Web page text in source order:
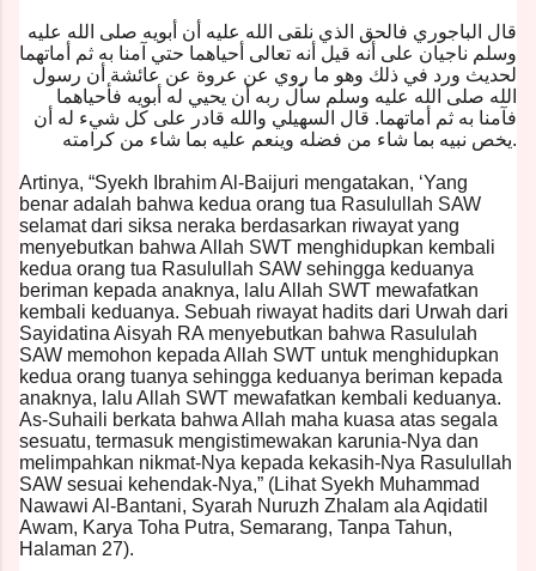
قال الباجوري فالحق الذي نلقى الله عليه أن أبويه صلى الله عليه
وسلم ناجيان على أنه قيل أنه تعالى أحياهما حتي آمنا به ثم أماتهما
لحديث ورد في ذلك وهو ما روي عن عروة عن عائشة أن رسول
الله صلى الله عليه وسلم سأل ربه أن يحيي له أبويه فأحياهما
فآمنا به ثم أماتهما. قال السهيلي والله قادر على كل شيء له أن
يخص نبيه بما شاء من فضله وينعم عليه بما شاء من كرامته.
Artinya, “Syekh Ibrahim Al-Baijuri mengatakan, ‘Yang
benar adalah bahwa kedua orang tua Rasulullah SAW
selamat dari siksa neraka berdasarkan riwayat yang
menyebutkan bahwa Allah SWT menghidupkan kembali
kedua orang tua Rasulullah SAW sehingga keduanya
beriman kepada anaknya, lalu Allah SWT mewafatkan
kembali keduanya. Sebuah riwayat hadits dari Urwah dari
Sayidatina Aisyah RA menyebutkan bahwa Rasululah
SAW memohon kepada Allah SWT untuk menghidupkan
kedua orang tuanya sehingga keduanya beriman kepada
anaknya, lalu Allah SWT mewafatkan kembali keduanya.
As-Suhaili berkata bahwa Allah maha kuasa atas segala
sesuatu, termasuk mengistimewakan karunia-Nya dan
melimpahkan nikmat-Nya kepada kekasih-Nya Rasulullah
SAW sesuai kehendak-Nya,” (Lihat Syekh Muhammad
Nawawi Al-Bantani, Syarah Nuruzh Zhalam ala Aqidatil
Awam, Karya Toha Putra, Semarang, Tanpa Tahun,
Halaman 27).